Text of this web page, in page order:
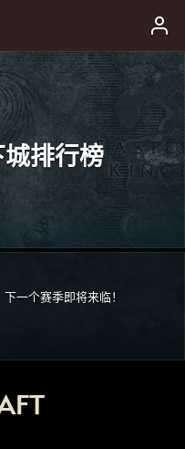
排行榜
一个赛季即将来临！